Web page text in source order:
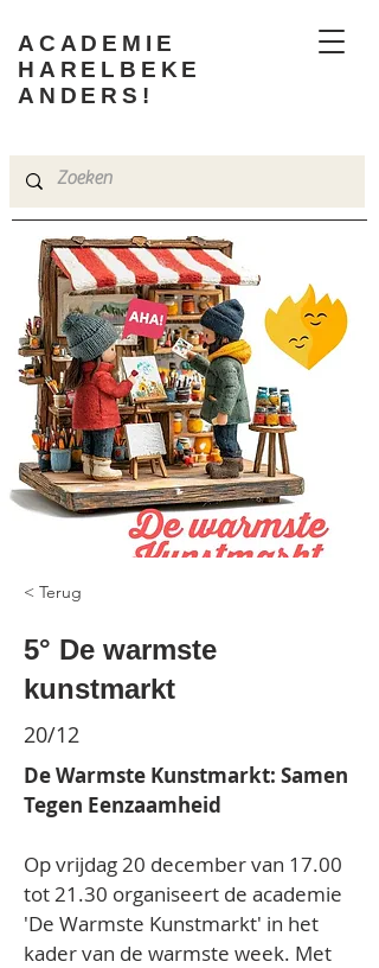
ACADEMIE
HARELBEKE
ANDERS!
< Terug
5° De warmste
kunstmarkt
20/12
De Warmste Kunstmarkt: Samen
Tegen Eenzaamheid
Op vrijdag 20 december van 17.00
tot 21.30 organiseert de academie
'De Warmste Kunstmarkt' in het
kader van de warmste week. Met